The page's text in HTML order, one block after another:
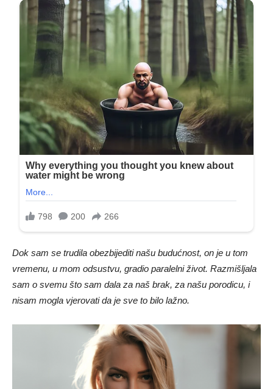
Dok sam se trudila obezbijediti našu budućnost, on je u tom
vremenu, u mom odsustvu, gradio paralelni život. Razmišljala
sam o svemu što sam dala za naš brak, za našu porodicu, i
nisam mogla vjerovati da je sve to bilo lažno.